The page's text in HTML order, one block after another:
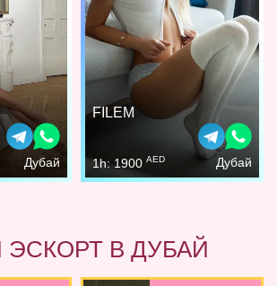
Дубай
FILEM
1h: 1900 AED Дубай
В ДУБАЙ